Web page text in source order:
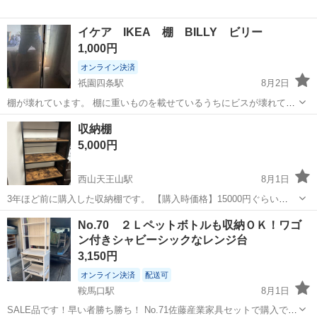
イケア IKEA 棚 BILLY ビリー
1,000円
オンライン決済
祇園四条駅
8月2日
棚が壊れています。 棚に重いものを載せているうちにビスが壊れてし
まいました。 修理か扉以外の棚の部分だけ再度買いカスタマイズし直
す必要があるかと思います。 ご理解いただける方で取りに来て頂ける
方お願いいたします。
京都 京都市 祇園四条駅
収納棚
5,000円
西山天王山駅
8月1日
3年ほど前に購入した収納棚です。 【購入時価格】15000円ぐらい
【サイズ】縦：160cm、横：85cm、奥行き：40cm （大体です）
【傷などの状態】とくに目立った傷はありません。 【アピールポイン
ト】状態はいいのでま...
京都 長岡京市 収納家具
No.70 ２Ｌペットボトルも収納ＯＫ！ワゴ
ン付きシャビーシックなレンジ台
3,150円
オンライン決済 配送可
鞍馬口駅
8月1日
SALE品です！早い者勝ち勝ち！ No.71佐藤産業家具セットで購入で送